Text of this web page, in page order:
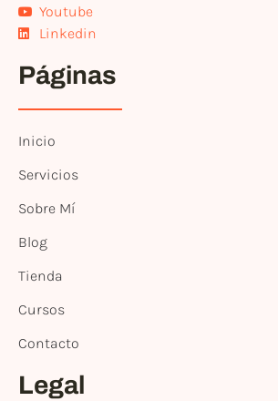
Youtube
Linkedin
Páginas
Inicio
Servicios
Sobre Mí
Blog
Tienda
Cursos
Contacto
Legal